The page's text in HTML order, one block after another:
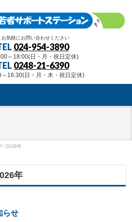
お気軽にお問い合わせください
024-954-3890
～18:00(日・月・祝日定休)
0248-21-6390
16:30(日・月・木・祝日定休)
: 2026年
年
らせ